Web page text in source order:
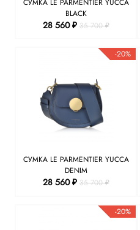
СУМКА LE PARMENTIER YUCCA
BLACK
28 560 ₽35 700 ₽
-20%
СУМКА LE PARMENTIER YUCCA
DENIM
28 560 ₽35 700 ₽
-20%